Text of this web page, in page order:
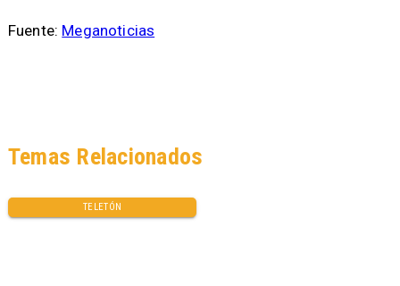
Fuente: Meganoticias
TELETÓN
Temas Relacionados